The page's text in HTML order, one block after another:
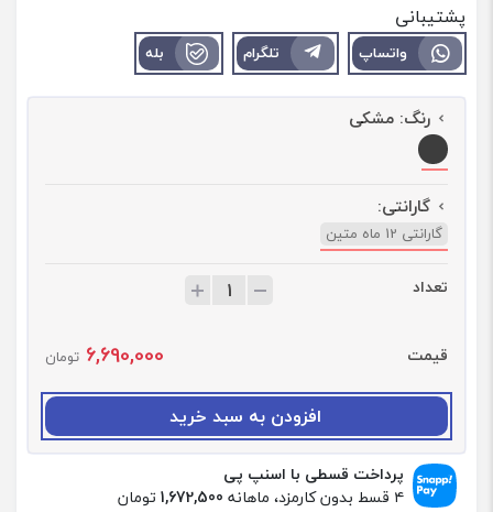
پشتیبانی
واتساپ تلگرام بله
رنگ: مشکی
گارانتی:
گارانتی 12 ماه متین
تعداد
:
پ
ا
و
ر
قیمت 6,690,000 تومان
افزودن به سبد خرید
پرداخت قسطی با اسنپ پی
۴ قسط بدون کارمزد، ماهانه
1,672,500 تومان